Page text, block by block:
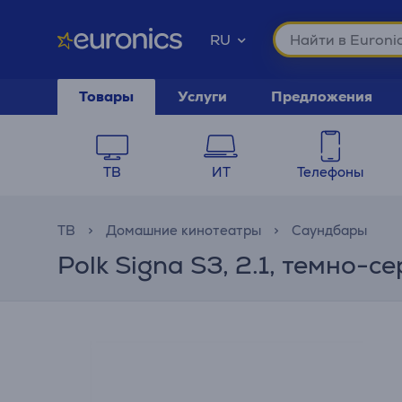
RU
Товары Услуги Предложения
ТВ ИТ Телефоны
ТВ Домашние кинотеатры Саундбары
Polk Signa S3, 2.1, темно-